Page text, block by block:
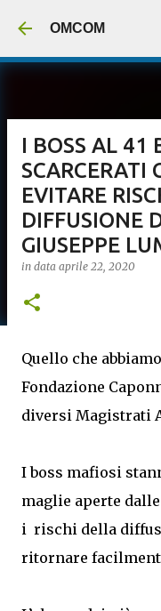
OMCOM
I BOSS AL 41
SCARCERATI
EVITARE
DIFFUSIONE
GIUSEPPE
in data aprile 22, 2020
Quello che
Fondazione
diversi Magistrati
I boss mafiosi
maglie aperte
i rischi della
ritornare